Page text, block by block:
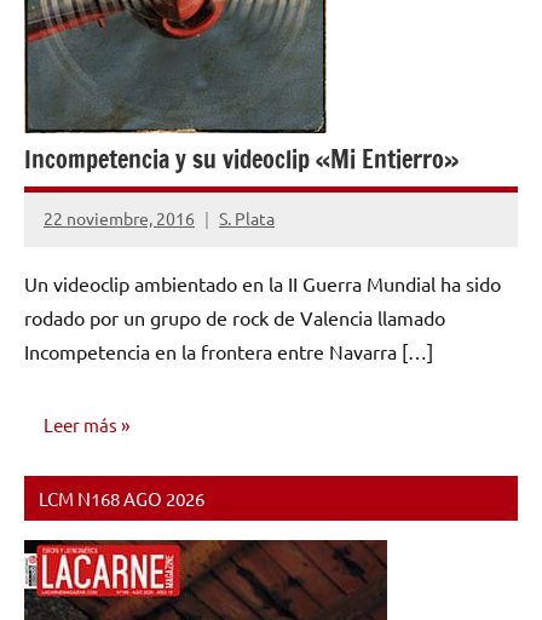
Incompetencia y su videoclip «Mi Entierro»
22 noviembre, 2016 S. Plata
No
comentarios
Un videoclip ambientado en la II Guerra Mundial ha sido
rodado por un grupo de rock de Valencia llamado
Incompetencia en la frontera entre Navarra […]
Leer más
NOTICIAS
LCM N168 AGO 2026